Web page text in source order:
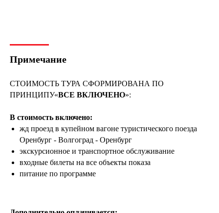
Примечание
СТОИМОСТЬ ТУРА СФОРМИРОВАНА ПО
ПРИНЦИПУ«ВСЕ ВКЛЮЧЕНО»:
В стоимость включено:
жд проезд в купейном вагоне туристического поезда
Оренбург - Волгоград - Оренбург
экскурсионное и транспортное обслуживание
входные билеты на все объекты показа
питание по программе